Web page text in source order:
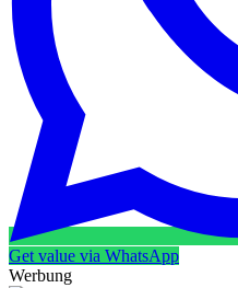
Get value via WhatsApp
Werbung